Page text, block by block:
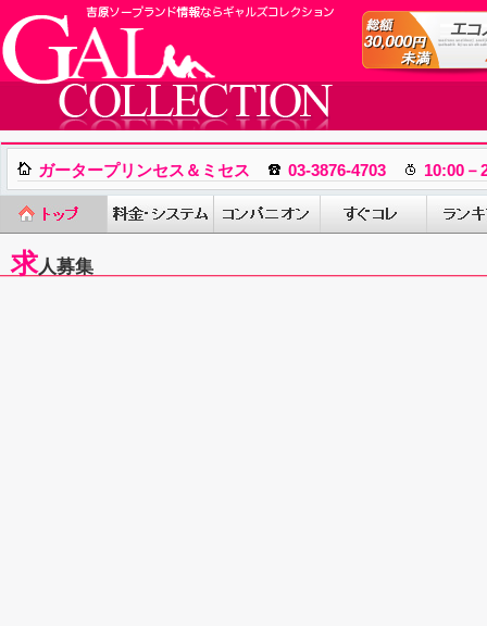
ガータープリンセス＆ミセス 03-3876-4703 10:00－
求人募集